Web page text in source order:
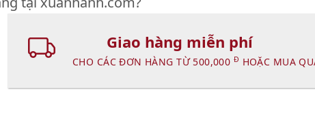
Giao hàng miễn phí
CHO CÁC ĐƠN HÀNG TỪ 500,000 Đ HOẶC MUA